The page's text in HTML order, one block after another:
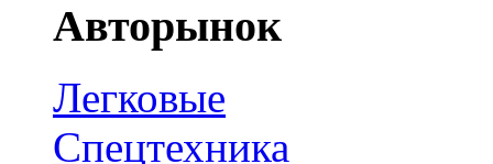
Авторынок
Легковые
Спецтехника